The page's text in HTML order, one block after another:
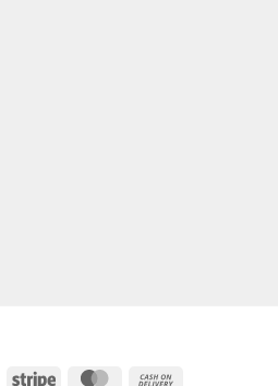
Stripe MasterCard